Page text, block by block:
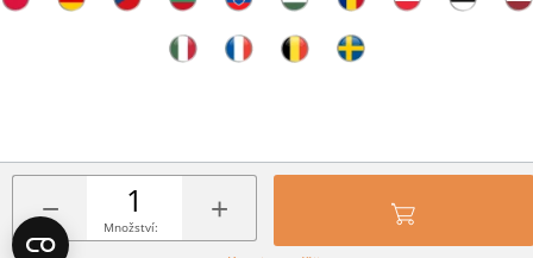
− +
Množství: